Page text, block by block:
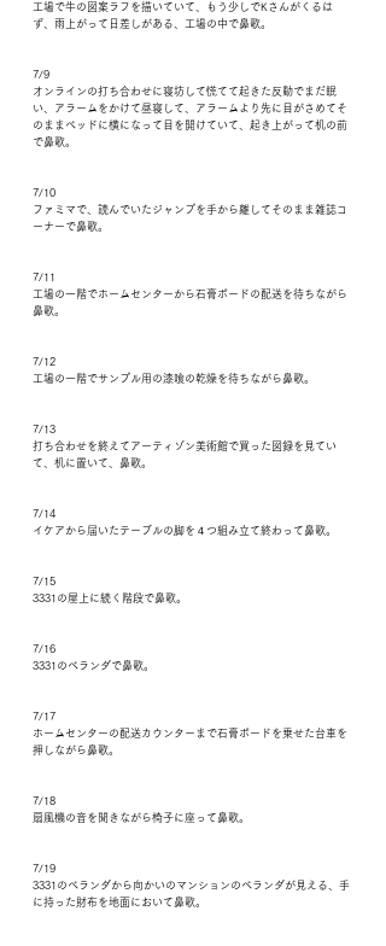
工場で牛の図案ラフを描いていて、もう少しでKさんがくるは
ず、雨上がって日差しがある、工場の中で鼻歌。
7/9
オンラインの打ち合わせに寝坊して慌てて起きた反動でまだ眠
い、アラームをかけて昼寝して、アラームより先に目がさめてそ
のままベッドに横になって目を開けていて、起き上がって机の前
で鼻歌。
7/10
ファミマで、読んでいたジャンプを手から離してそのまま雑誌コ
ーナーで鼻歌。
7/11
工場の一階でホームセンターから石膏ボードの配送を待ちながら
鼻歌。
7/12
工場の一階でサンプル用の漆喰の乾燥を待ちながら鼻歌。
7/13
打ち合わせを終えてアーティゾン美術館で買った図録を見てい
て、机に置いて、鼻歌。
7/14
イケアから届いたテーブルの脚を４つ組み立て終わって鼻歌。
7/15
3331の屋上に続く階段で鼻歌。
7/16
3331のベランダで鼻歌。
7/17
ホームセンターの配送カウンターまで石膏ボードを乗せた台車を
押しながら鼻歌。
7/18
扇風機の音を聞きながら椅子に座って鼻歌。
7/19
3331のベランダから向かいのマンションのベランダが見える、手
に持った財布を地面において鼻歌。